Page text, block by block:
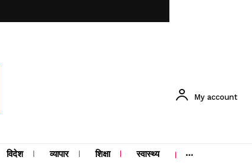
My account
विदेश व्यापार शिक्षा स्वास्थ्य